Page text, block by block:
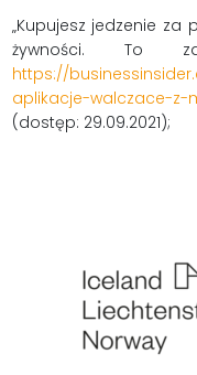
„Kupujesz jedzenie
żywności. To
https://
aplikacje-walczace-z-
(dostęp: 29.09.2021);